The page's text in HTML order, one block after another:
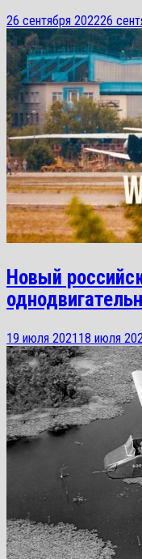
26 сентября 202226
Новый
19 июля 202118 июля